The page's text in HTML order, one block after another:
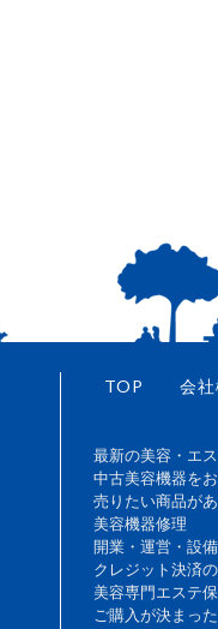
TOP 会
最新の美容・エ
中古美容機器を
売りたい商品が
美容機器修理
開業・運営・設
クレジット決済
美容専門エステ
ご購入が決まっ